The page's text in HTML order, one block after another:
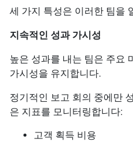
세 가지 특성은 이러한 팀을
지속적인 성과 가시성
높은 성과를 내는 팀은 주요
가시성을 유지합니다.
정기적인 보고 회의 중에만
은 지표를 모니터링합니다:
고객 획득 비용